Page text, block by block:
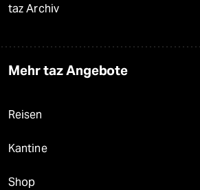
taz Archiv
Mehr taz Angebote
Reisen
Kantine
Shop